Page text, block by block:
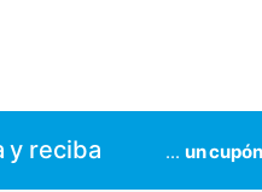
y reciba ... un